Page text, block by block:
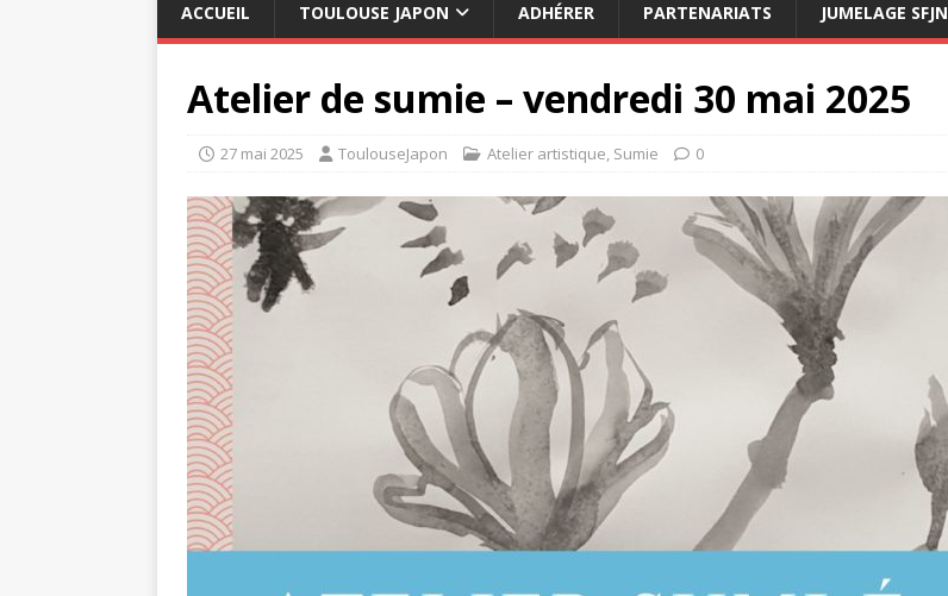
ACCUEIL TOULOUSE JAPON ADHÉRER PARTENARIATS JUMELAGE SFJN
Atelier de sumie – vendredi 30 mai 2025
27 mai 2025 ToulouseJapon Atelier artistique, Sumie 0